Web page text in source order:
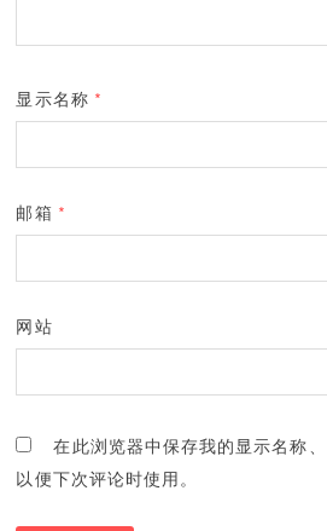
显示名称 *
邮箱 *
网站
在此浏览器中保存我的显示名称
以便下次评论时使用。